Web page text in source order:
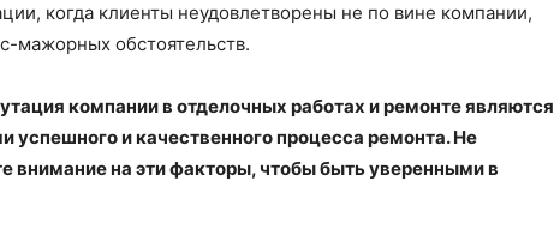
когда клиенты неудовлетворены не по вине компании,
мажорных обстоятельств.
компании в отделочных работах и ремонте являются
и качественного процесса ремонта. Не
внимание на эти факторы, чтобы быть уверенными в